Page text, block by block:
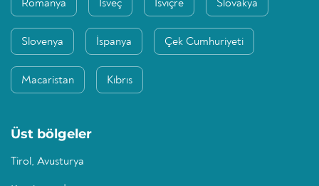
Romanya İsveç İsviçre Slovakya
Slovenya İspanya Çek Cumhuriyeti
Macaristan Kıbrıs
Üst bölgeler
Tirol, Avusturya